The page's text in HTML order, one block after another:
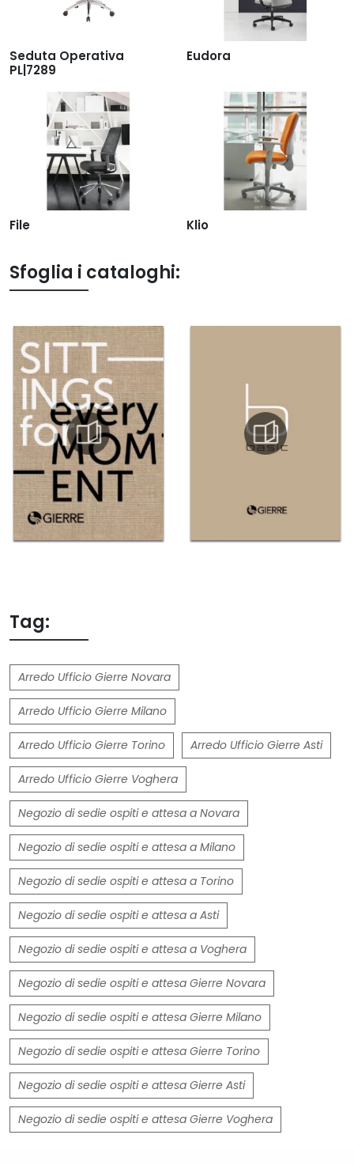
Seduta Operativa
PL|7289
Eudora
File Klio
Sfoglia i cataloghi:
Tag:
Arredo Ufficio Gierre Novara
Arredo Ufficio Gierre Milano
Arredo Ufficio Gierre Torino Arredo Ufficio Gierre Asti
Arredo Ufficio Gierre Voghera
Negozio di sedie ospiti e attesa a Novara
Negozio di sedie ospiti e attesa a Milano
Negozio di sedie ospiti e attesa a Torino
Negozio di sedie ospiti e attesa a Asti
Negozio di sedie ospiti e attesa a Voghera
Negozio di sedie ospiti e attesa Gierre Novara
Negozio di sedie ospiti e attesa Gierre Milano
Negozio di sedie ospiti e attesa Gierre Torino
Negozio di sedie ospiti e attesa Gierre Asti
Negozio di sedie ospiti e attesa Gierre Voghera